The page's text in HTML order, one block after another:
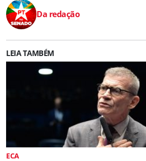
Da redação
LEIA TAMBÉM
ECA